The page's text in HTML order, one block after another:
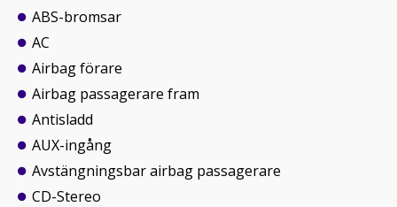
ABS-bromsar
AC
Airbag förare
Airbag passagerare fram
Antisladd
AUX-ingång
Avstängningsbar airbag passagerare
CD-Stereo